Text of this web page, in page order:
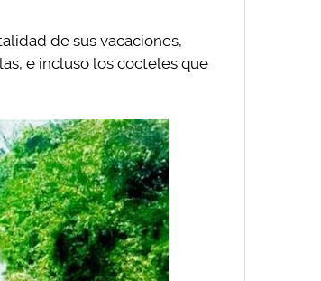
de sus vacaciones,
e incluso los cocteles que